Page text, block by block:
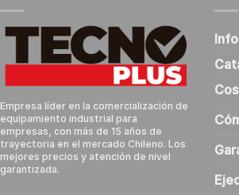
Empresa líder en la comercialización de
equipamiento industrial para
empresas, con más de 15 años de
trayectoria en el mercado Chileno. Los
mejores precios y atención de nivel
garantizada.